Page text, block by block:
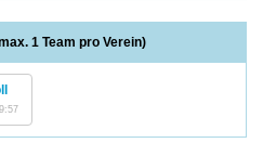
1 Team pro Verein)